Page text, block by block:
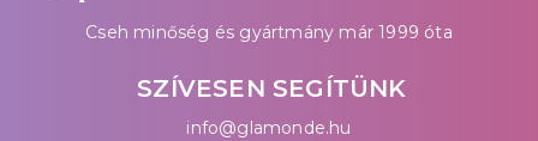
Cseh minőség és gyártmány már 1999 óta
SZÍVESEN SEGÍTÜNK
info@glamonde.hu